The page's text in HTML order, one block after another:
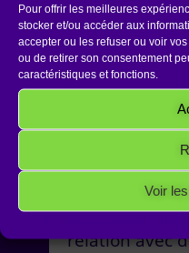
Pour offrir les meilleures
stocker et/ou accéder aux
accepter ou les refuser ou voir
ou de retirer son consentement
caractéristiques et fonctions.
Voir
communiquer.
Je pourrais
techniques
mieux gérer
Cet atelier
bénéfique
qui, dans son
relation avec